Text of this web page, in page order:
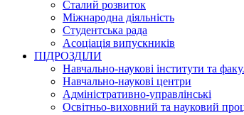
Сталий розвиток
Міжнародна діяльність
Студентська рада
Асоціація випускників
ПІДРОЗДІЛИ
Навчально-наукові інститути та
Навчально-наукові центри
Адміністративно-управлінські
Освітньо-виховний та науковий